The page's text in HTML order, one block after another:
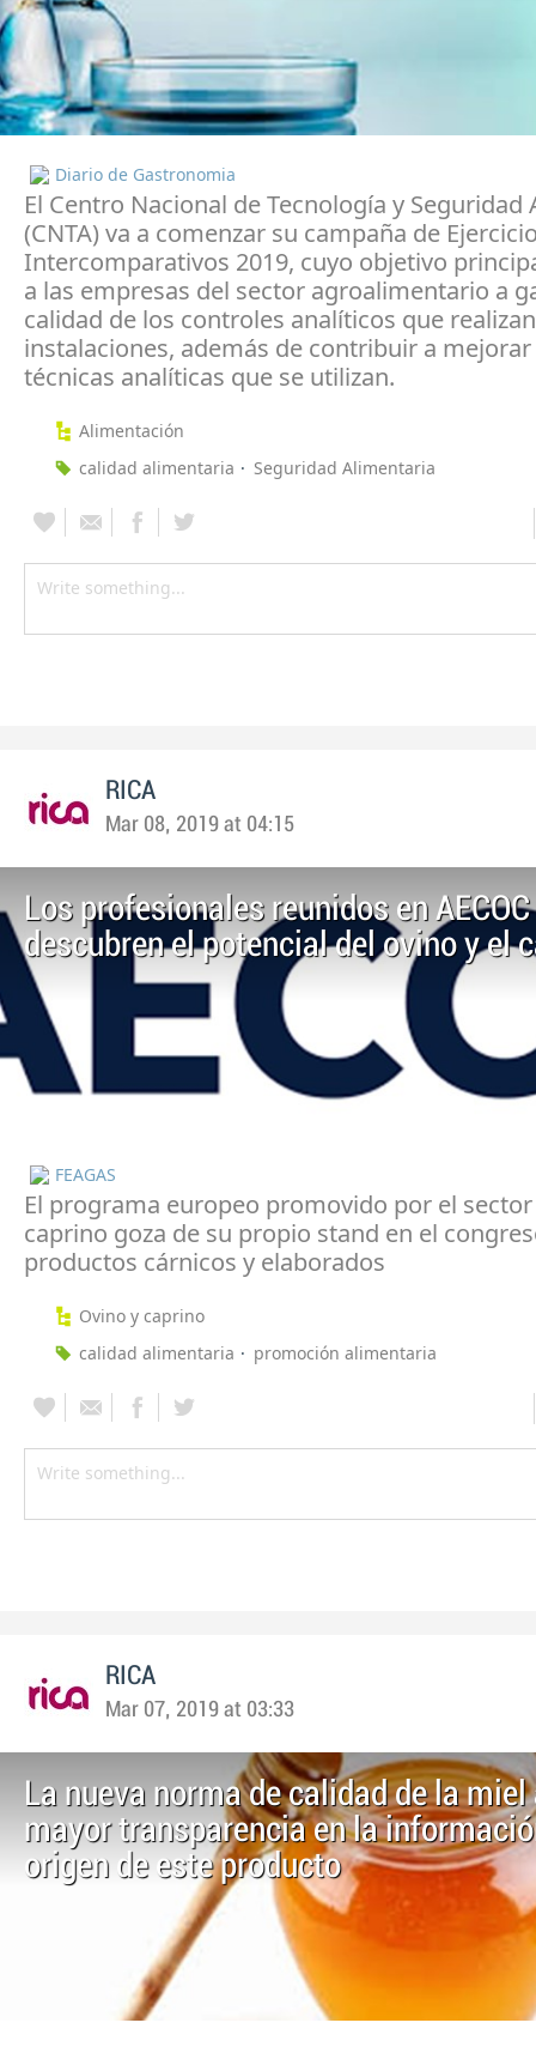
Diario de Gastronomia
El Centro Nacional de Tecnología y
(CNTA) va a comenzar su campaña de
Intercomparativos 2019, cuyo objetivo
a las empresas del sector agroalimentario a
calidad de los controles analíticos que
instalaciones, además de contribuir a mejorar
técnicas analíticas que se utilizan.
Alimentación
calidad alimentaria
Seguridad Alimentaria
RICA
Mar 08, 2019 at 04:15
Los profesionales reunidos en AECOC
descubren el potencial del ovino y el
FEAGAS
El programa europeo promovido por el
caprino goza de su propio stand en el
productos cárnicos y elaborados
Ovino y caprino
calidad alimentaria
promoción alimentaria
RICA
Mar 07, 2019 at 03:33
La nueva norma de calidad de la
mayor transparencia en la
origen de este producto